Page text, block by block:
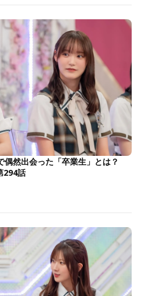
然出会った「卒業生」とは？
294話